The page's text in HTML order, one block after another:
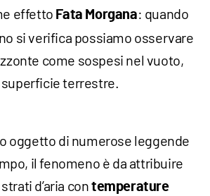
effetto Fata Morgana: quando
si verifica possiamo osservare
come sospesi nel vuoto,
terrestre.
oggetto di numerose leggende
il fenomeno è da attribuire
d’aria contemperature